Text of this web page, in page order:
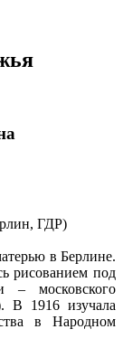
ГДР)
в Берлине.
рисованием под
– московского
В 1916 изучала
в Народном